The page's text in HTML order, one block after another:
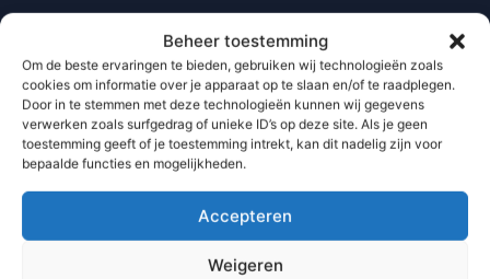
Beheer toestemming
Om de beste ervaringen te bieden, gebruiken wij technologieën zoals
cookies om informatie over je apparaat op te slaan en/of te raadplegen.
Door in te stemmen met deze technologieën kunnen wij gegevens
verwerken zoals surfgedrag of unieke ID’s op deze site. Als je geen
toestemming geeft of je toestemming intrekt, kan dit nadelig zijn voor
bepaalde functies en mogelijkheden.
Accepteren
Weigeren